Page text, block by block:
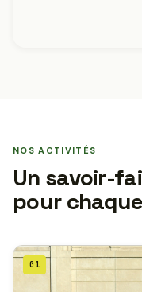
NOS ACTIVITÉS
Un savoir-
pour
01